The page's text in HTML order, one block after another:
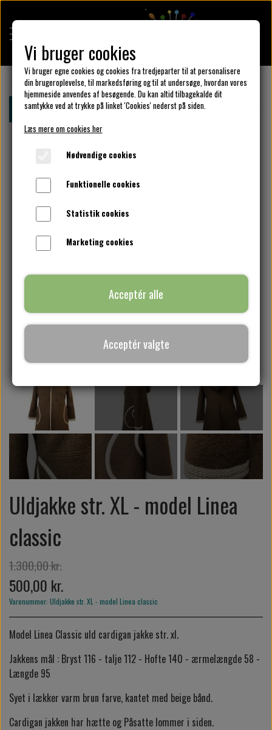
KULÖR DESIGN
DESIGN DIN KJOLE
UNIKA PAKKER
KLAR PARAT
SYKURSER
GAVEKORT
Forside Klar parat klar parat trøjer og ponchoer.
Uldjakke str. XL - model Linea
classic
1.300,00 kr.
500,00 kr.
Varenummer: Uldjakke str. XL - model Linea classic
Model Linea Classic uld cardigan jakke str. xl.
Jakkens mål : Bryst 116 - talje 112 - Hofte 140 - ærmelængde 58 -
Længde 95
Syet i lækker varm brun farve, kantet med beige bånd.
Cardigan jakken har hætte og Påsatte lommer i siden.
Vi bruger cookies
Vi bruger egne cookies og cookies fra tredjeparter til at personalisere
din brugeroplevelse, til markedsføring og til at undersøge, hvordan vores
hjemmeside anvendes af besøgende. Du kan altid tilbagekalde dit
samtykke ved at trykke på linket 'Cookies' nederst på siden.
Læs mere om cookies her
Nødvendige cookies
Funktionelle cookies
Statistik cookies
Marketing cookies
Acceptér alle
Acceptér valgte